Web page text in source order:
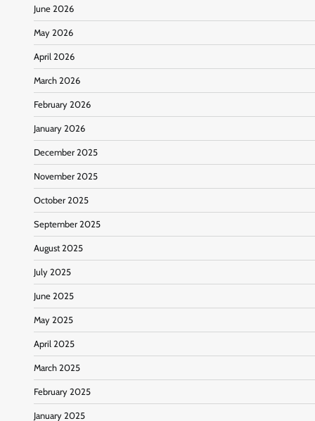
June 2026
May 2026
April 2026
March 2026
February 2026
January 2026
December 2025
November 2025
October 2025
September 2025
August 2025
July 2025
June 2025
May 2025
April 2025
March 2025
February 2025
January 2025